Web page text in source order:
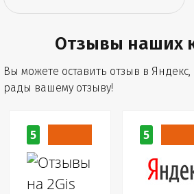
Отзывы наших
Вы можете оставить отзыв в Яндекс,
рады вашему отзыву!
5 5